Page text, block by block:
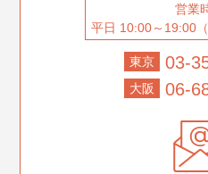
営業
平日 10:00～19:00
東京 03-
大阪 06-